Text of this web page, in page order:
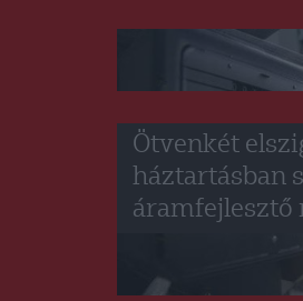
Ötvenkét
háztartásban
áramfejlesztő